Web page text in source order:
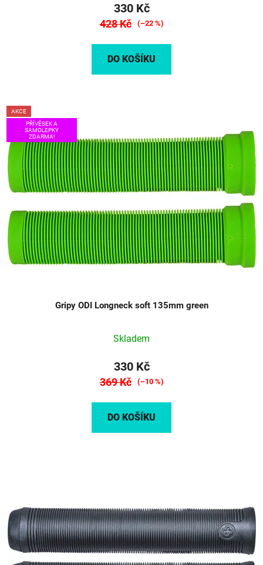
330 Kč
428 Kč (–22 %)
DO KOŠÍKU
AKCE
PŘÍVĚSEK A
SAMOLEPKY
ZDARMA!
Gripy ODI Longneck soft 135mm green
Skladem
330 Kč
369 Kč (–10 %)
DO KOŠÍKU